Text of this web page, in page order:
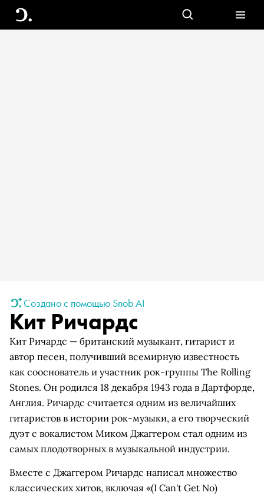
Создано с помощью Snob AI
Кит Ричардс
Кит Ричардс — британский музыкант, гитарист и
автор песен, получивший всемирную известность
как сооснователь и участник рок-группы The Rolling
Stones. Он родился 18 декабря 1943 года в Дартфорде,
Англия. Ричардс считается одним из величайших
гитаристов в истории рок-музыки, а его творческий
дуэт с вокалистом Миком Джаггером стал одним из
самых плодотворных в музыкальной индустрии.
Вместе с Джаггером Ричардс написал множество
классических хитов, включая «(I Can't Get No)